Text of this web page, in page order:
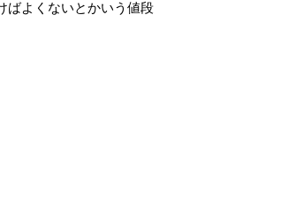
ばよくないとかいう値段